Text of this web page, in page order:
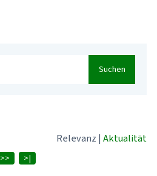
Suchen
Relevanz | Aktualität
>> >|